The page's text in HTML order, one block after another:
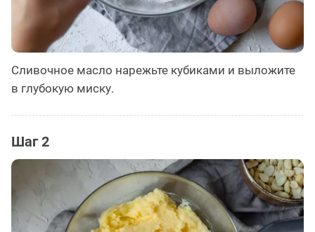
Сливочное масло нарежьте кубиками и выложите
в глубокую миску.
Шаг 2